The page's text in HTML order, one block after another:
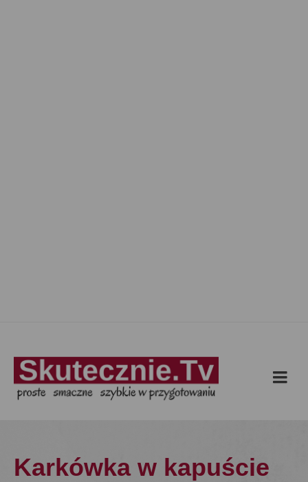
Karkówka w kapuście